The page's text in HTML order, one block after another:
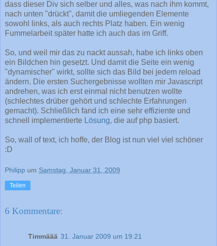
dass dieser Div sich selber und alles, was nach ihm kommt,
nach unten "drückt", damit die umliegenden Elemente
sowohl links, als auch rechts Platz haben. Ein wenig
Fummelarbeit später hatte ich auch das im Griff.
So, und weil mir das zu nackt aussah, habe ich links oben
ein Bildchen hin gesetzt. Und damit die Seite ein wenig
"dynamischer" wirkt, sollte sich das Bild bei jedem reload
ändern. Die ersten Suchergebnisse wollten mir Javascript
andrehen, was ich erst einmal nicht benutzen wollte
(schlechtes drüber gehört und schlechte Erfahrungen
gemacht). Schließlich fand ich eine sehr effiziente und
schnell implementierte Lösung, die auf php basiert.
So, wall of text, ich hoffe, der Blog ist nun viel viel schöner
:D
Philipp um Samstag, Januar 31, 2009
Teilen
6 Kommentare:
Timmäää 31. Januar 2009 um 19:21